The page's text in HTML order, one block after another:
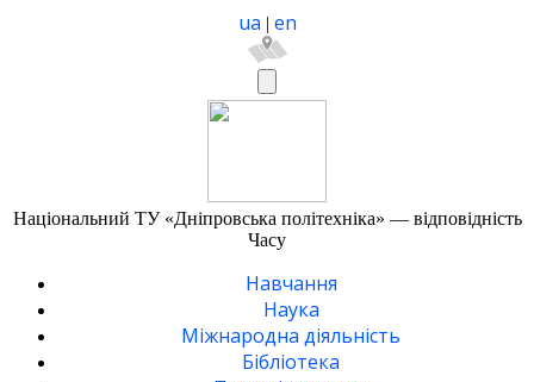
ua | en
Національний ТУ «Дніпровська політехніка» — відповідність
Часу
Навчання
Наука
Міжнародна діяльність
Бібліотека